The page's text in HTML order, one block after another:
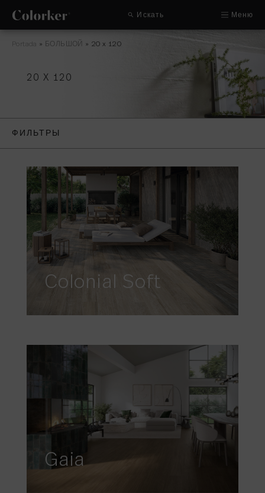
Искать Меню
Portada » БОЛЬШОЙ » 20 x 120
20 X 120
ФИЛЬТРЫ
Colonial Soft
Gaia